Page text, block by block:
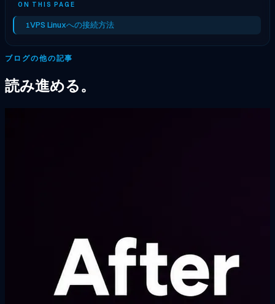
ON THIS PAGE
1VPS Linuxへの接続方法
ブログの他の記事
読み進める。